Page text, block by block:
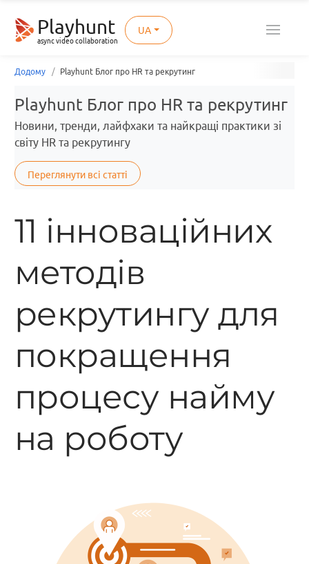
Playhunt
async video collaboration
UA
Додому Playhunt Блог про HR та рекрутинг
Playhunt Блог про HR та рекрутинг
Новини, тренди, лайфхаки та найкращі практики зі
світу HR та рекрутингу
Переглянути всі статті
11 інноваційних
методів
рекрутингу для
покращення
процесу найму
на роботу